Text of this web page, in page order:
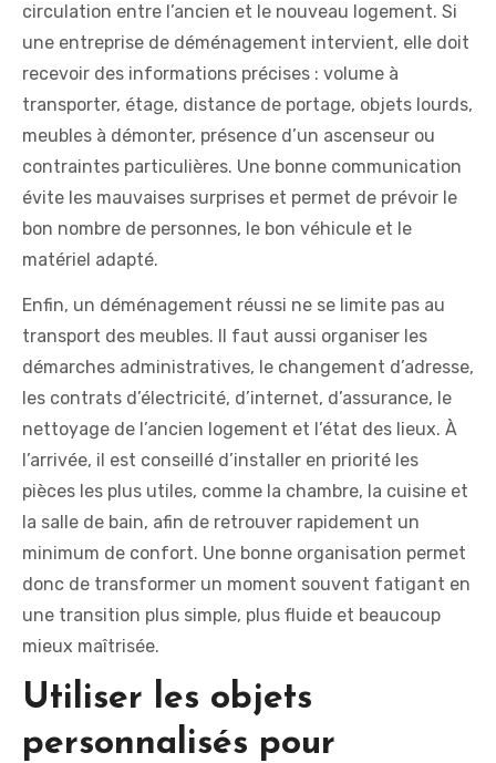
circulation entre l’ancien et le nouveau logement. Si
une entreprise de déménagement intervient, elle doit
recevoir des informations précises : volume à
transporter, étage, distance de portage, objets lourds,
meubles à démonter, présence d’un ascenseur ou
contraintes particulières. Une bonne communication
évite les mauvaises surprises et permet de prévoir le
bon nombre de personnes, le bon véhicule et le
matériel adapté.
Enfin, un déménagement réussi ne se limite pas au
transport des meubles. Il faut aussi organiser les
démarches administratives, le changement d’adresse,
les contrats d’électricité, d’internet, d’assurance, le
nettoyage de l’ancien logement et l’état des lieux. À
l’arrivée, il est conseillé d’installer en priorité les
pièces les plus utiles, comme la chambre, la cuisine et
la salle de bain, afin de retrouver rapidement un
minimum de confort. Une bonne organisation permet
donc de transformer un moment souvent fatigant en
une transition plus simple, plus fluide et beaucoup
mieux maîtrisée.
Utiliser les objets
personnalisés pour